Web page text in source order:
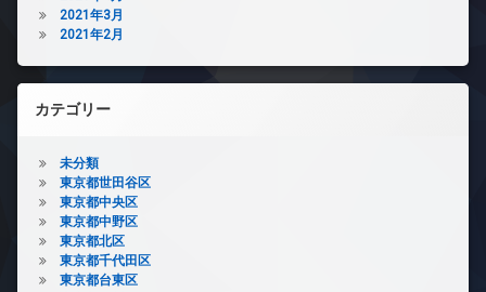
2021年3月
2021年2月
カテゴリー
未分類
東京都世田谷区
東京都中央区
東京都中野区
東京都北区
東京都千代田区
東京都台東区